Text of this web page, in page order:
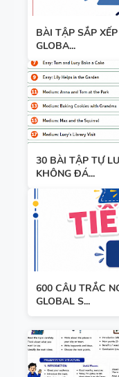
BÀI TẬP SẮP
GLOBA...
30 BÀI TẬP TỰ
KHÔNG ĐÁ...
600 CÂU TRẮC
GLOBAL S...